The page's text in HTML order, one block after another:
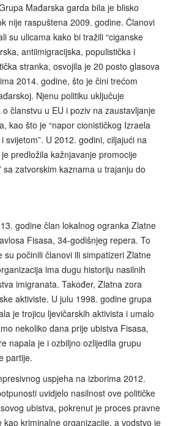
Mađarska garda bila je blisko
nije raspuštena 2009. godine. Članovi
su ulicama kako bi tražili “ciganske
antiimigracijska, populistička i
stranka, osvojila je 20 posto glasova
2014. godine, što je čini trećom
Njenu politiku uključuje
članstvu u EU i poziv na zaustavljanje
kao što je “napor cionističkog Izraela
svijetom”. U 2012. godini, ciljajući na
predložila kažnjavanje promocije
sa zatvorskim kaznama u trajanju do
godine član lokalnog ogranka Zlatne
Fisasa, 34-godišnjeg repera. To
su počinili članovi ili simpatizeri Zlatne
ima dugu historiju nasilnih
imigranata. Također, Zlatna zora
aktiviste. U julu 1998. godine grupa
je trojicu ljevičarskih aktivista i umalo
nekoliko dana prije ubistva Fisasa,
napala je i ozbiljno ozlijedila grupu
partije.
uspjeha na izborima 2012.
uvidjelo nasilnost ove političke
ubistva, pokrenut je proces pravne
kriminalne organizacije, a vodstvo je